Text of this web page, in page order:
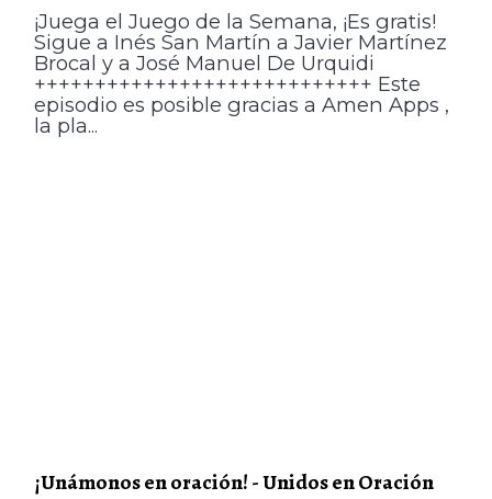
¡Juega el Juego de la Semana, ¡Es gratis!
Sigue a Inés San Martín a Javier Martínez
Brocal y a José Manuel De Urquidi
++++++++++++++++++++++++++++ Este
episodio es posible gracias a Amen Apps ,
la pla...
¡Unámonos en oración! - Unidos en Oración